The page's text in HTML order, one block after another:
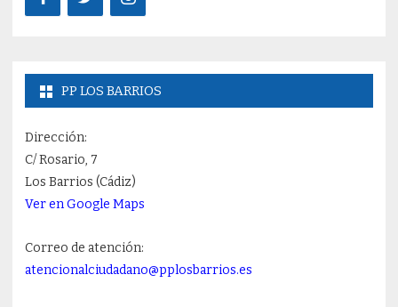
PP LOS BARRIOS
Dirección:
C/ Rosario, 7
Los Barrios (Cádiz)
Ver en Google Maps
Correo de atención:
atencionalciudadano@pplosbarrios.es